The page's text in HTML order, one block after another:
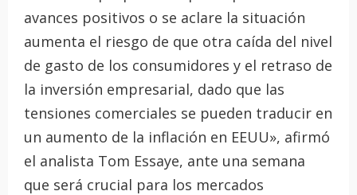
avances positivos o se aclare la situación
aumenta el riesgo de que otra caída del nivel
de gasto de los consumidores y el retraso de
la inversión empresarial, dado que las
tensiones comerciales se pueden traducir en
un aumento de la inflación en EEUU», afirmó
el analista Tom Essaye, ante una semana
que será crucial para los mercados